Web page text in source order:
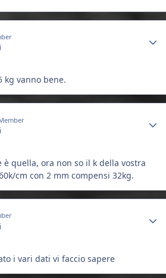
kg vanno bene.
è quella, ora non so il k della vostra
cm con 2 mm compensi 32kg.
i vari dati vi faccio sapere